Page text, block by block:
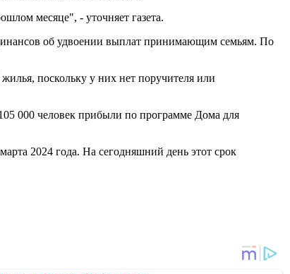
месяце", - уточняет газета.
об удвоении выплат принимающим семьям. По
поскольку у них нет поручителя или
000 человек прибыли по программе Дома для
2024 года. На сегодняшний день этот срок